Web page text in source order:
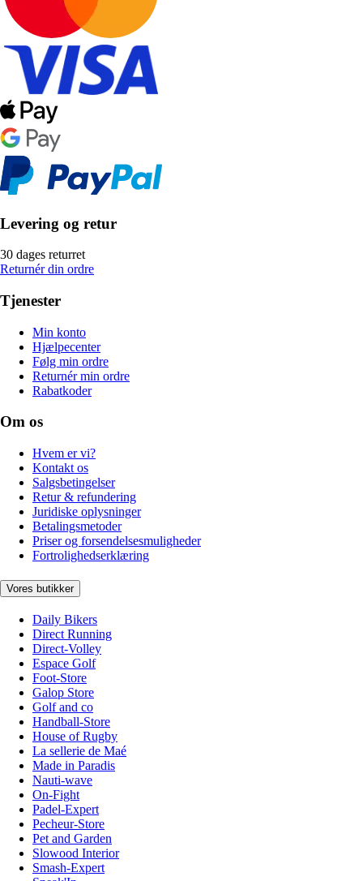
Levering og retur
30 dages returret
Returnér din ordre
Tjenester
Min konto
Hjælpecenter
Følg min ordre
Returnér min ordre
Rabatkoder
Om os
Hvem er vi?
Kontakt os
Salgsbetingelser
Retur & refundering
Juridiske oplysninger
Betalingsmetoder
Priser og forsendelsesmuligheder
Fortrolighedserklæring
Vores butikker
Daily Bikers
Direct Running
Direct-Volley
Espace Golf
Foot-Store
Galop Store
Golf and co
Handball-Store
House of Rugby
La sellerie de Maé
Made in Paradis
Nauti-wave
On-Fight
Padel-Expert
Pecheur-Store
Pet and Garden
Slowood Interior
Smash-Expert